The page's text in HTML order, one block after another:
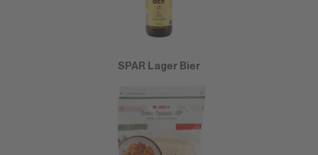
SPAR Lager Bier